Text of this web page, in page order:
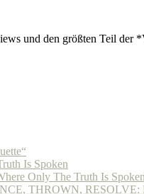
und den größten Teil der
Is Spoken
Only The Truth Is
THROWN, RESOLVE: